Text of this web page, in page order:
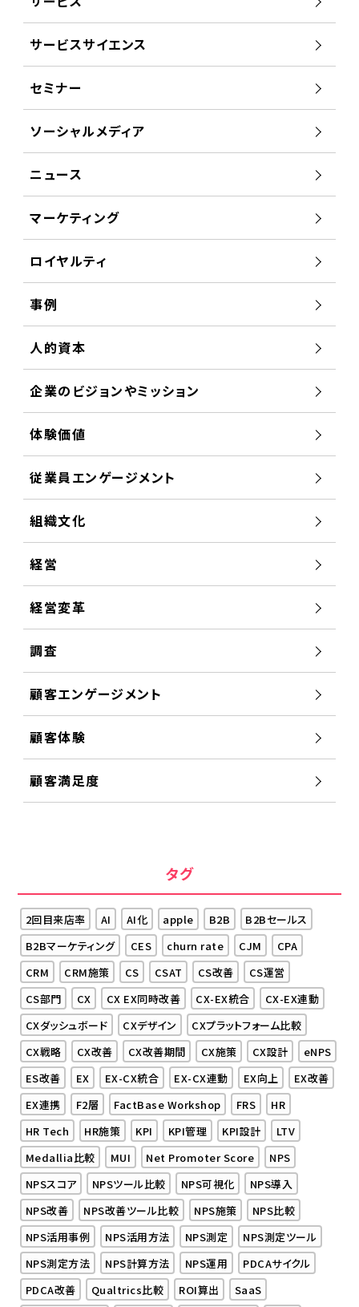
サービスサイエンス
セミナー
ソーシャルメディア
ニュース
マーケティング
ロイヤルティ
事例
人的資本
企業のビジョンやミッション
体験価値
従業員エンゲージメント
組織文化
経営
経営変革
調査
顧客エンゲージメント
顧客体験
顧客満足度
タグ
2回目来店率 AI AI化 apple B2B
B2Bセールス
B2Bマーケティング
CES churn rate CJM
CPA
CRM
CRM施策 CS CSAT CS改善
CS運営
CS部門
CX CX EX同時改善 CX-EX統合
CX-EX連動
CXダッシュボード
CXデザイン
CXプラットフォーム比較
CX戦略
CX改善 CX改善期間 CX施策 CX設計
eNPS
ES改善
EX EX-CX統合 EX-CX連動 EX向上
EX改善
EX連携
F2層 FactBase Workshop FRS
HR
HR Tech
HR施策 KPI KPI管理 KPI設計
LTV
Medallia比較
MUI Net Promoter Score
NPS
NPSスコア
NPSツール比較 NPS可視化
NPS導入
NPS改善
NPS改善ツール比較 NPS施策
NPS比較
NPS活用事例
NPS活用方法 NPS測定
NPS測定ツール
NPS測定方法
NPS計算方法 NPS運用
PDCAサイクル
PDCA改善
Qualtrics比較 ROI算出
SaaS